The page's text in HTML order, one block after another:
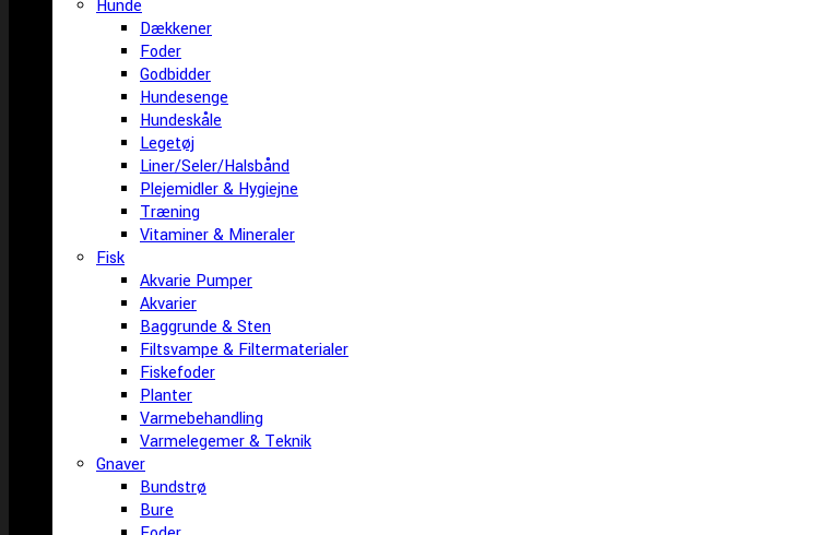
Hunde
Dækkener
Foder
Godbidder
Hundesenge
Hundeskåle
Legetøj
Liner/Seler/Halsbånd
Plejemidler & Hygiejne
Træning
Vitaminer & Mineraler
Fisk
Akvarie Pumper
Akvarier
Baggrunde & Sten
Filtsvampe & Filtermaterialer
Fiskefoder
Planter
Varmebehandling
Varmelegemer & Teknik
Gnaver
Bundstrø
Bure